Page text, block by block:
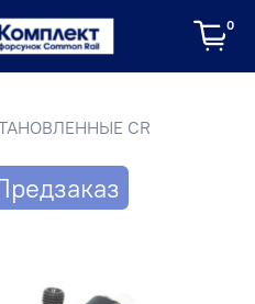
0
CR